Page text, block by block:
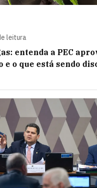
leitura
entenda a PEC
e o que está sendo